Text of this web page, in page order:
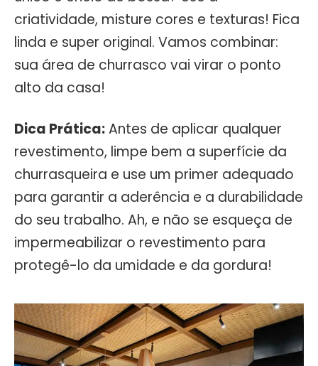
criatividade, misture cores e texturas! Fica
linda e super original. Vamos combinar:
sua área de churrasco vai virar o ponto
alto da casa!
Dica Prática:Antes de aplicar qualquer
revestimento, limpe bem a superfície da
churrasqueira e use um primer adequado
para garantir a aderência e a durabilidade
do seu trabalho. Ah, e não se esqueça de
impermeabilizar o revestimento para
protegê-lo da umidade e da gordura!